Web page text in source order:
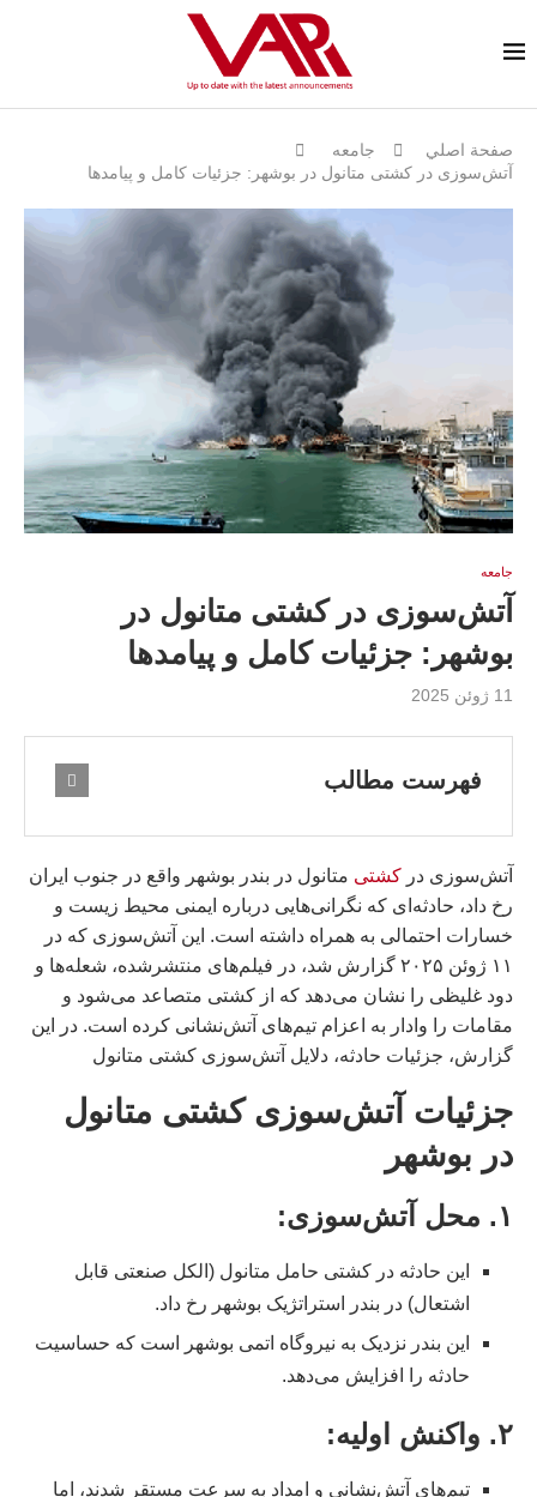
صفحة اصلي
جامعه
آتش‌سوزی در کشتی متانول در بوشهر: جزئیات کامل و پیامدها
جامعه
آتش‌سوزی در کشتی متانول در
بوشهر: جزئیات کامل و پیامدها
11 ژوئن 2025
فهرست مطالب
آتش‌سوزی در کشتی متانول در بندر بوشهر واقع در جنوب ایران
رخ داد، حادثه‌ای که نگرانی‌هایی درباره ایمنی محیط زیست و
خسارات احتمالی به همراه داشته است. این آتش‌سوزی که در
۱۱ ژوئن ۲۰۲۵ گزارش شد، در فیلم‌های منتشرشده، شعله‌ها و
دود غلیظی را نشان می‌دهد که از کشتی متصاعد می‌شود و
مقامات را وادار به اعزام تیم‌های آتش‌نشانی کرده است. در این
گزارش، جزئیات حادثه، دلایل آتش‌سوزی کشتی متانول
جزئیات آتش‌سوزی کشتی متانول
در بوشهر
۱. محل آتش‌سوزی:
این حادثه در کشتی حامل متانول (الکل صنعتی قابل
اشتعال) در بندر استراتژیک بوشهر رخ داد.
این بندر نزدیک به نیروگاه اتمی بوشهر است که حساسیت
حادثه را افزایش می‌دهد.
۲. واکنش اولیه:
تیم‌های آتش‌نشانی و امداد به سرعت مستقر شدند، اما